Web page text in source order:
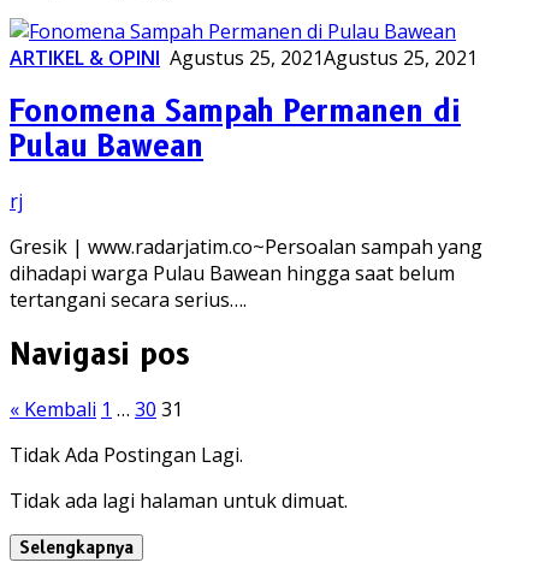
ARTIKEL & OPINI Agustus 25, 2021Agustus 25, 2021
Fonomena Sampah Permanen di
Pulau Bawean
rj
Gresik | www.radarjatim.co~Persoalan sampah yang
dihadapi warga Pulau Bawean hingga saat belum
tertangani secara serius….
Navigasi pos
« Kembali 1 … 30 31
Tidak Ada Postingan Lagi.
Tidak ada lagi halaman untuk dimuat.
Selengkapnya